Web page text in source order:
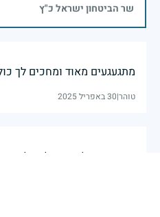
שר הביטחון ישראל כ"ץ
מתגעגעים מאוד ומחכים לך
טוהר|30 באפריל 2025
אתה אח של הרב שלי דולב